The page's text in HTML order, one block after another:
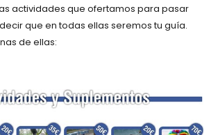
actividades que ofertamos para pasar
que en todas ellas seremos tu guía.
de ellas: